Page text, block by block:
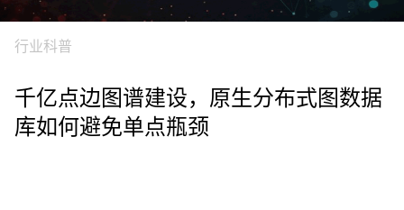
行业科普
千亿点边图谱建设，原生分布式图数据
库如何避免单点瓶颈